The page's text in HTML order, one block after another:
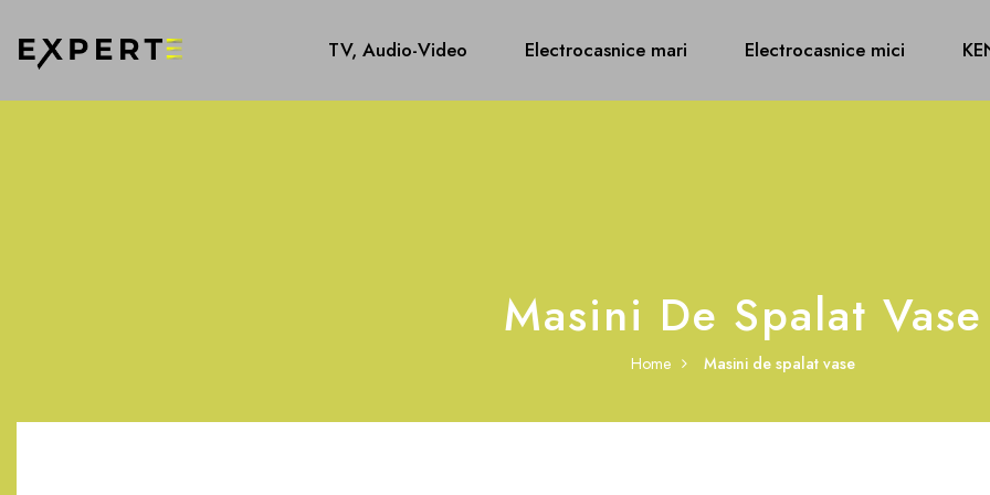
TV, Audio-Video Electrocasnice mari Electrocasnice mici
Masini De Spalat Vase
Home Masini de spalat vase